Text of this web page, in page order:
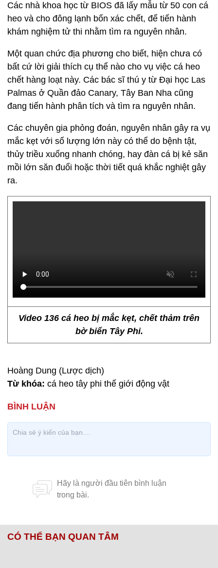
Các nhà khoa học từ BIOS đã lấy mẫu từ 50 con cá
heo và cho đông lạnh bốn xác chết, để tiến hành
khám nghiệm tử thi nhằm tìm ra nguyên nhân.
Một quan chức địa phương cho biết, hiện chưa có
bất cứ lời giải thích cụ thể nào cho vụ việc cá heo
chết hàng loạt này. Các bác sĩ thú y từ Đại học Las
Palmas ở Quần đảo Canary, Tây Ban Nha cũng
đang tiến hành phân tích và tìm ra nguyên nhân.
Các chuyên gia phỏng đoán, nguyên nhân gây ra vụ
mắc kẹt với số lượng lớn này có thể do bệnh tật,
thủy triều xuống nhanh chóng, hay đàn cá bị kẻ săn
mồi lớn săn đuổi hoặc thời tiết quá khắc nghiệt gây
ra.
Video 136 cá heo bị mắc kẹt, chết thảm trên
bờ biển Tây Phi.
Hoàng Dung (Lược dịch)
Từ khóa: cá heo tây phi thế giới động vật
CÓ THỂ BẠN QUAN TÂM